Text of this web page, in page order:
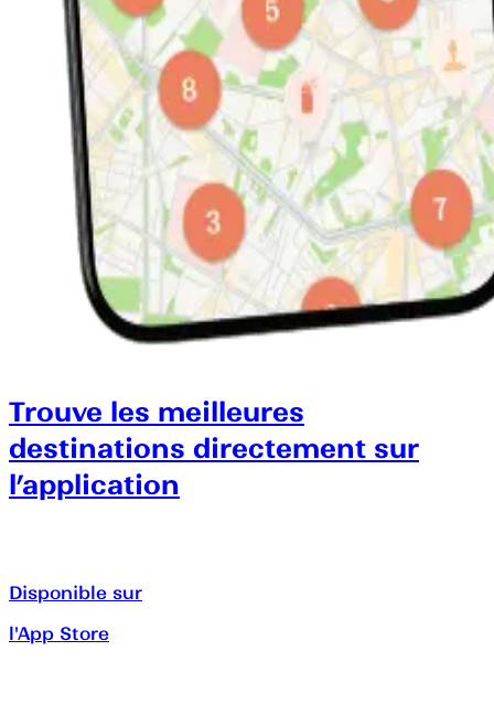
Trouve les meilleures
destinations directement sur
l’application
Disponible sur
l'App Store